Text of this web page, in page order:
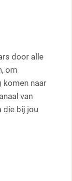
door alle
om
komen naar
van
die bij jou